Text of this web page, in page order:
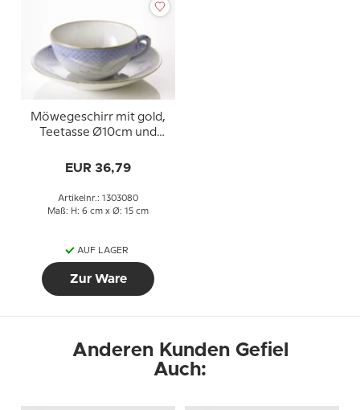
Möwegeschirr mit gold,
Teetasse Ø10cm und
080, Inhalt 15 cl,
EUR 36,79
Artikelnr.: 1303080
Maß: H: 6 cm x Ø: 15 cm
AUF LAGER
Zur Ware
Anderen Kunden Gefiel
Auch: